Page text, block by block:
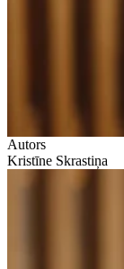
Autors
Kristīne Skrastiņa